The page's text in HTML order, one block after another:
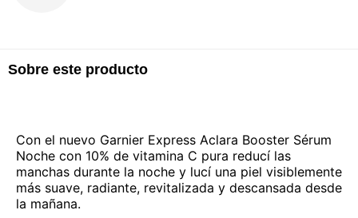
Sobre este producto
Con el nuevo Garnier Express Aclara Booster Sérum
Noche con 10% de vitamina C pura reducí las
manchas durante la noche y lucí una piel visiblemente
más suave, radiante, revitalizada y descansada desde
la mañana.